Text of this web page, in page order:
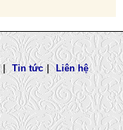
| Tin tức | Liên hệ